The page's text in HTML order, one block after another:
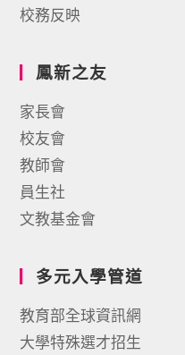
校務反映
鳳新之友
家長會
校友會
教師會
員生社
文教基金會
多元入學管道
教育部全球資訊網
大學特殊選才招生